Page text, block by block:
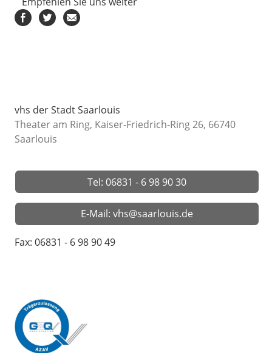
vhs der Stadt Saarlouis
Theater am Ring, Kaiser-Friedrich-Ring 26, 66740
Saarlouis
Tel: 06831 - 6 98 90 30
E-Mail: vhs@saarlouis.de
Fax: 06831 - 6 98 90 49